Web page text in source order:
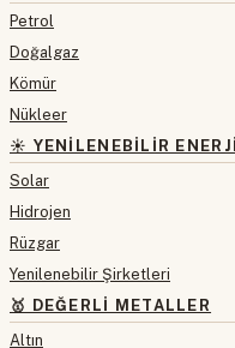
Petrol
Doğalgaz
Kömür
Nükleer
☀️ YENILENEBILIR ENERJI
Solar
Hidrojen
Rüzgar
Yenilenebilir Şirketleri
🥇 DEĞERLI METALLER
Altın